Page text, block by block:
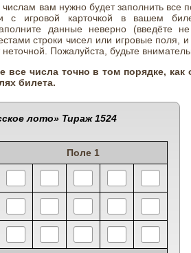
вам нужно будет заполнить все
с игровой карточкой в вашем
данные неверно (введёте
строки чисел или игровые поля, и
Пожалуйста, будьте
все числа точно в том порядке, как
билета.
лото» Тираж 1524
Поле 1